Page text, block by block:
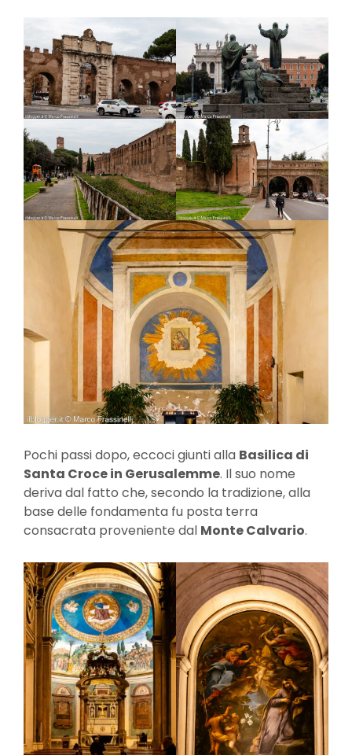
Pochi passi dopo, eccoci giunti alla Basilica di
Santa Croce in Gerusalemme. Il suo nome
deriva dal fatto che, secondo la tradizione, alla
base delle fondamenta fu posta terra
consacrata proveniente dal Monte Calvario.